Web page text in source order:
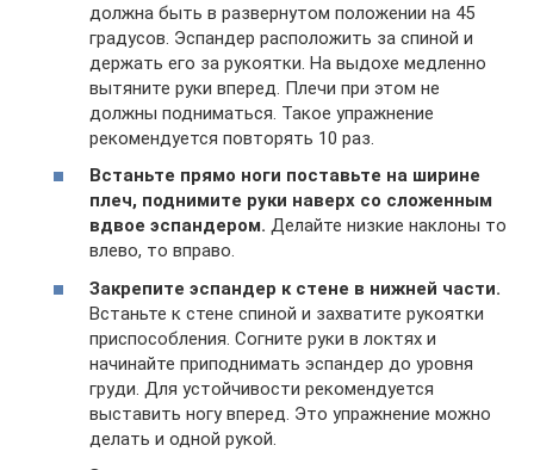
должна быть в развернутом положении на 45
градусов. Эспандер расположить за спиной и
держать его за рукоятки. На выдохе медленно
вытяните руки вперед. Плечи при этом не
должны подниматься. Такое упражнение
рекомендуется повторять 10 раз.
Встаньте прямо ноги поставьте на ширине
плеч, поднимите руки наверх со сложенным
вдвое эспандером. Делайте низкие наклоны то
влево, то вправо.
Закрепите эспандер к стене в нижней части.
Встаньте к стене спиной и захватите рукоятки
приспособления. Согните руки в локтях и
начинайте приподнимать эспандер до уровня
груди. Для устойчивости рекомендуется
выставить ногу вперед. Это упражнение можно
делать и одной рукой.